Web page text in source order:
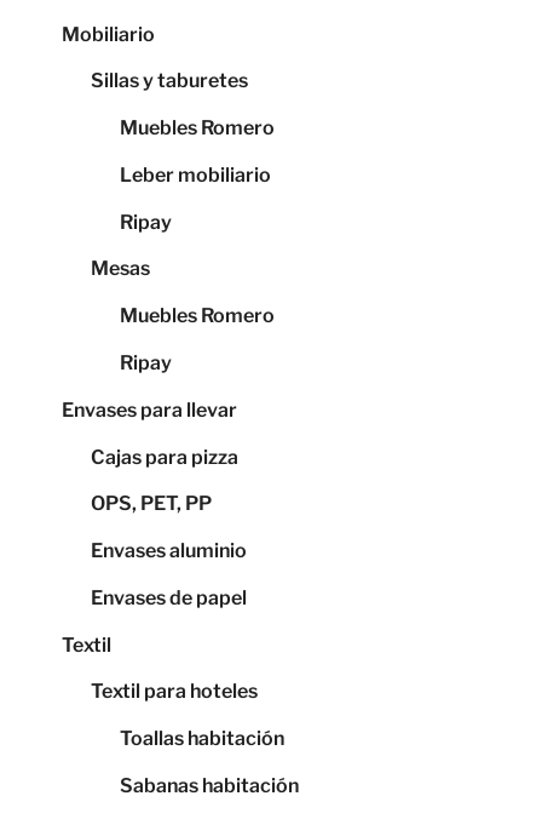
Mobiliario
Sillas y taburetes
Muebles Romero
Leber mobiliario
Ripay
Mesas
Muebles Romero
Ripay
Envases para llevar
Cajas para pizza
OPS, PET, PP
Envases aluminio
Envases de papel
Textil
Textil para hoteles
Toallas habitación
Sabanas habitación